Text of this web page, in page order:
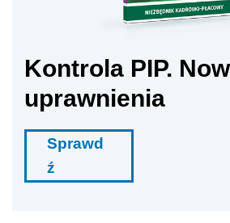
Kontrola PIP.
uprawnienia
Sprawd
ź